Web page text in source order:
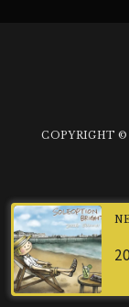
COPYRIGHT ©